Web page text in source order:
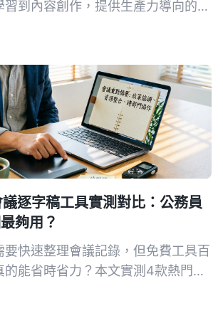
習到內容創作，提供生產力導向的選
逐字稿工具實測對比：公務員
夠用？
要快速整理會議記錄，但免費工具百
的能省時省力？本文實測4款熱門AI